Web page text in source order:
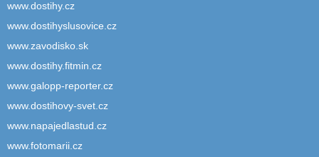
www.dostihy.cz
www.dostihyslusovice.cz
www.zavodisko.sk
www.dostihy.fitmin.cz
www.galopp-reporter.cz
www.dostihovy-svet.cz
www.napajedlastud.cz
www.fotomarii.cz